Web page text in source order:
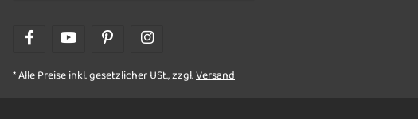
* Alle Preise inkl. gesetzlicher USt., zzgl.Versand